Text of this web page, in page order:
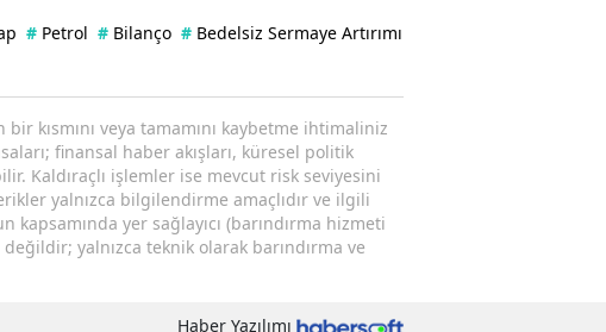
# Petrol # Bilanço # Bedelsiz Sermaye Artırımı
kısmını veya tamamını kaybetme ihtimaliniz
finansal haber akışları, küresel politik
Kaldıraçlı işlemler ise mevcut risk seviyesini
yalnızca bilgilendirme amaçlıdır ve ilgili
yer sağlayıcı (barındırma hizmeti
yalnızca teknik olarak barındırma ve
Haber Yazılımı